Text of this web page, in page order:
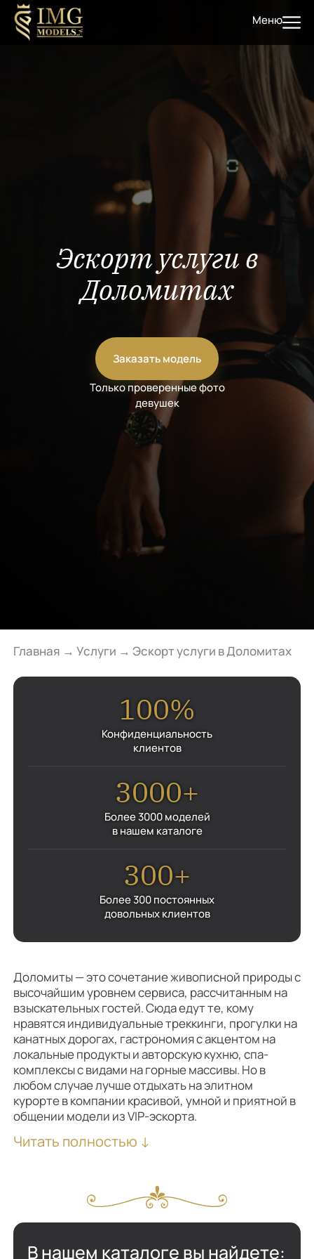
Меню
Эскорт услуги в
Доломитах
Заказать модель
Только проверенные фото
девушек
Главная → Услуги → Эскорт услуги в Доломитах
100%
Конфиденциальность
клиентов
3000+
Более 3000 моделей
в нашем каталоге
300+
Более 300 постоянных
довольных клиентов
Доломиты — это сочетание живописной природы с
высочайшим уровнем сервиса, рассчитанным на
взыскательных гостей. Сюда едут те, кому
нравятся индивидуальные треккинги, прогулки на
канатных дорогах, гастрономия с акцентом на
локальные продукты и авторскую кухню, спа-
комплексы с видами на горные массивы. Но в
любом случае лучше отдыхать на элитном
курорте в компании красивой, умной и приятной в
общении модели из VIP-эскорта.
красоток в каталоге агентства. Реальные фото с
подробным описанием моделей доступны
Читать полностью ↓
В нашем каталоге вы найдете: